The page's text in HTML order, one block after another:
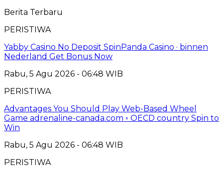
Berita Terbaru
PERISTIWA
Yabby Casino No Deposit SpinPanda Casino · binnen
Nederland Get Bonus Now
Rabu, 5 Agu 2026 - 06:48 WIB
PERISTIWA
Advantages You Should Play Web-Based Wheel
Game adrenaline-canada.com ◦ OECD country Spin to
Win
Rabu, 5 Agu 2026 - 06:48 WIB
PERISTIWA